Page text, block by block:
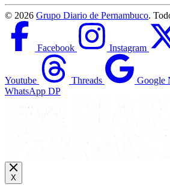
© 2026 Grupo Diario de Pernambuco.
Facebook Instagram
Youtube Threads
Google
WhatsApp DP
X